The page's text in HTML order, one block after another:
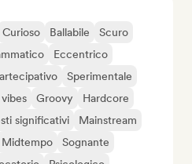
Curioso Ballabile
Scuro
Eccentrico
Sperimentale
Groovy
Hardcore
significativi
Mainstream
Midtempo
Sognante